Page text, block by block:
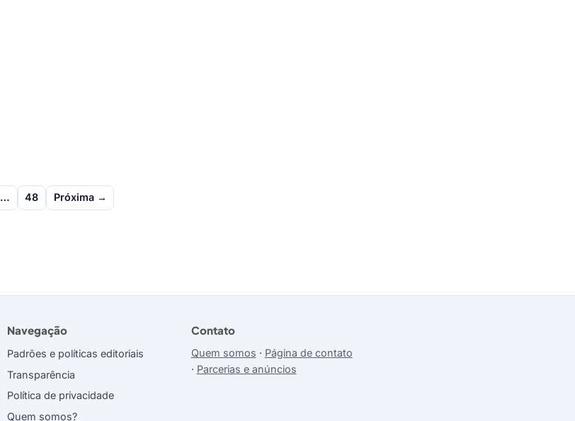
… 48 Próxima →
Navegação
Padrões e políticas editoriais
Transparência
Política de privacidade
Quem somos?
Contato
Quem somos · Página de contato
· Parcerias e anúncios